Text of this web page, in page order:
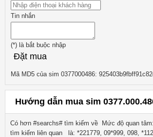
Tin nhắn
(*) là bắt buộc nhập
Đặt mua
Mã MD5 của sim 0377000486:
Hướng dẫn mua sim
Có hơn #searchs# tìm kiếm về
Mức độ quan
tìm kiếm liên quan
là: *221779, 09*999, 098,